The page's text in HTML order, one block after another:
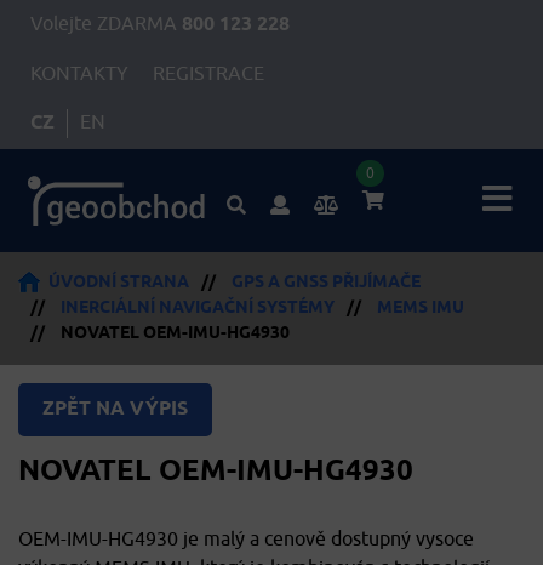
Volejte ZDARMA 800 123 228
KONTAKTY REGISTRACE
CZ EN
0
ÚVODNÍ STRANA //
GPS A GNSS PŘIJÍMAČE
//
INERCIÁLNÍ NAVIGAČNÍ SYSTÉMY //
MEMS IMU
//
NOVATEL OEM-IMU-HG4930
ZPĚT NA VÝPIS
NOVATEL OEM-IMU-HG4930
OEM-IMU-HG4930 je malý a cenově dostupný vysoce